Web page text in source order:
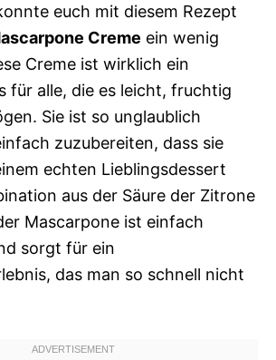
euch mit diesem Rezept
Creme ein wenig
Creme ist wirklich ein
für alle, die es leicht, fruchtig
Sie ist so unglaublich
zuzubereiten, dass sie
echten Lieblingsdessert
aus der Säure der Zitrone
Mascarpone ist einfach
sorgt für ein
das man so schnell nicht